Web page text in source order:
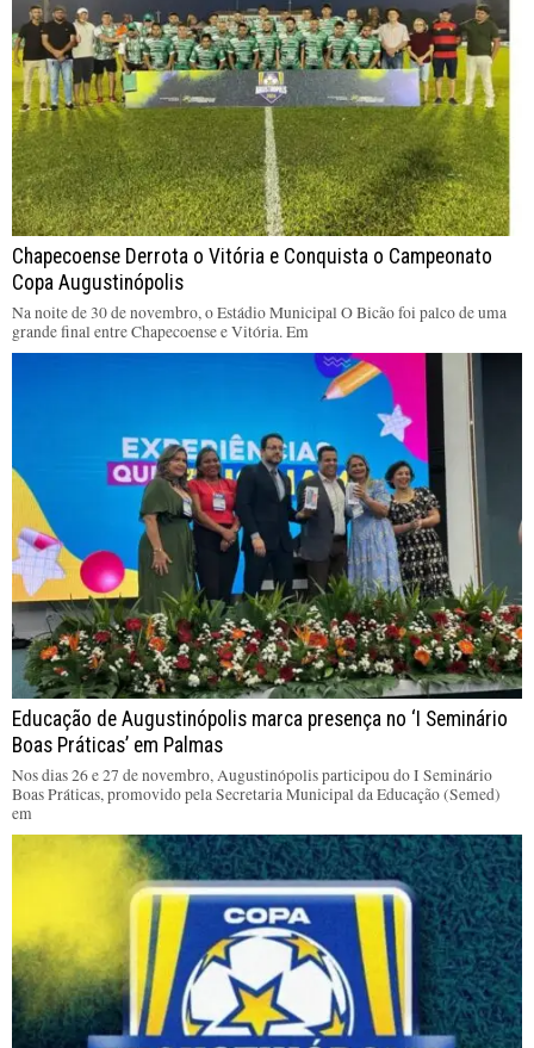
Chapecoense Derrota o Vitória e Conquista o Campeonato
Copa Augustinópolis
Na noite de 30 de novembro, o Estádio Municipal O Bicão foi palco de uma
grande final entre Chapecoense e Vitória. Em
Educação de Augustinópolis marca presença no ‘I Seminário
Boas Práticas’ em Palmas
Nos dias 26 e 27 de novembro, Augustinópolis participou do I Seminário
Boas Práticas, promovido pela Secretaria Municipal da Educação (Semed)
em